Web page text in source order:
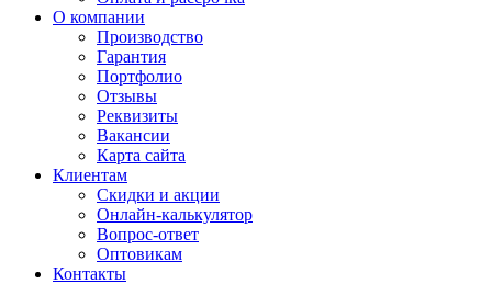
О компании
Производство
Гарантия
Портфолио
Отзывы
Реквизиты
Вакансии
Карта сайта
Клиентам
Скидки и акции
Онлайн-калькулятор
Вопрос-ответ
Оптовикам
Контакты